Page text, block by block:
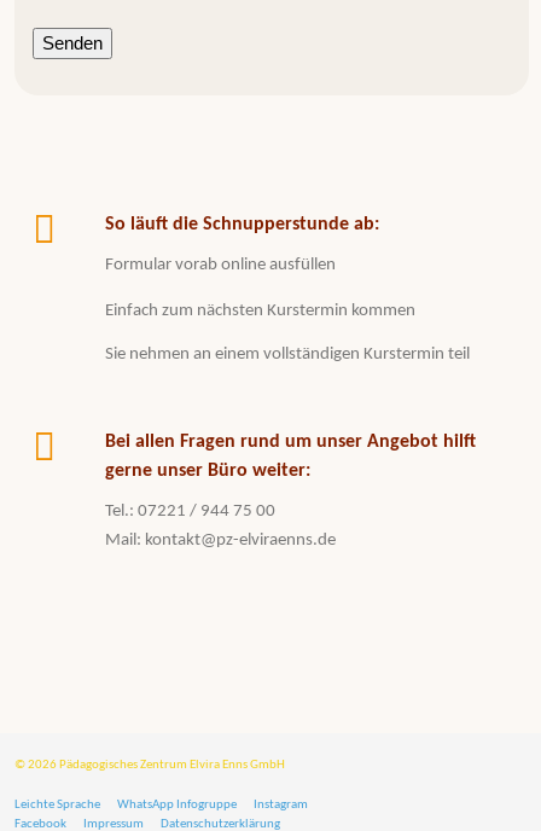
So läuft die Schnupperstunde ab:
Formular vorab online ausfüllen
Einfach zum nächsten Kurstermin kommen
Sie nehmen an einem vollständigen Kurstermin teil
Bei allen Fragen rund um unser Angebot hilft
gerne unser Büro weiter:
Tel.: 07221 / 944 75 00
Mail: kontakt@pz-elviraenns.de
© 2026 Pädagogisches Zentrum Elvira Enns GmbH
Leichte Sprache WhatsApp Infogruppe
Instagram
Facebook
Impressum Datenschutzerklärung